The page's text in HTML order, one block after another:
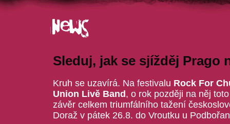
Sleduj, jak se sjížděj Prago
Kruh se uzavírá. Na festivalu Rock For
Union Livě Band , o rok později na něj
závěr celkem triumfálního tažení
Doraž v pátek 26.8. do Vroutku u